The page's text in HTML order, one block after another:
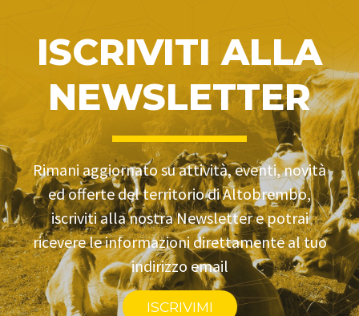
ISCRIVITI ALLA
NEWSLETTER
Rimani aggiornato su attività, eventi, novità
ed offerte del territorio di Altobrembo,
iscriviti alla nostra Newsletter e potrai
ricevere le informazioni direttamente al tuo
indirizzo email
ISCRIVIMI